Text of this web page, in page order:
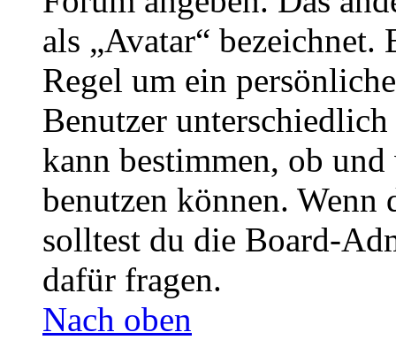
als „Avatar“
Regel um ein
Benutzer
kann bestimmen, ob
benutzen können. Wenn
solltest du die Board-
dafür fragen.
Nach oben